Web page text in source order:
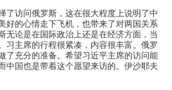
了访问俄罗斯，这在很大程度上说明了中
好的心情走下飞机，也带来了对两国关系
无论是在国际政治上还是在经济方面，当
习主席的行程很紧凑，内容很丰富。俄罗
了充分的准备。希望习近平主席的访问能
中国也是带着这个愿望来访的。伊沙耶夫